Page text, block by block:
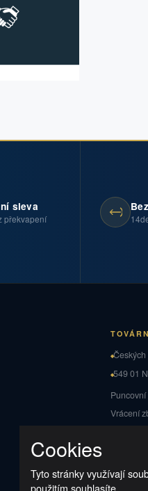
sleva
překvapení
549 01
Vrácení
Cookies
Tyto stránky využívají
použitím souhlasíte.